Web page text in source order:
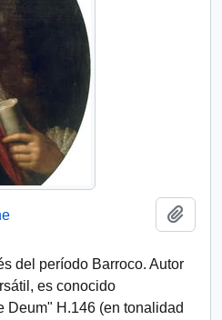
del período Barroco. Autor
es conocido
Deum" H.146 (en tonalidad